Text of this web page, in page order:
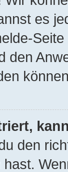
es
den
den